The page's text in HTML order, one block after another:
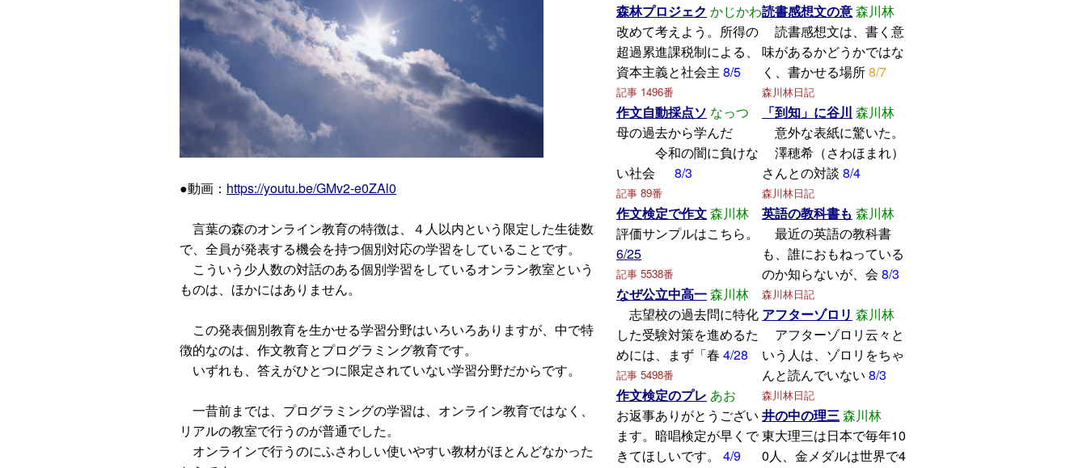
●動画： https://youtu.be/GMv2-e0ZAl0
言葉の森のオンライン教育の特徴は、４人以内という限定した生徒数
で、全員が発表する機会を持つ個別対応の学習をしていることです。
こういう少人数の対話のある個別学習をしているオンラン教室という
ものは、ほかにはありません。
この発表個別教育を生かせる学習分野はいろいろありますが、中で特
徴的なのは、作文教育とプログラミング教育です。
いずれも、答えがひとつに限定されていない学習分野だからです。
一昔前までは、プログラミングの学習は、オンライン教育ではなく、
リアルの教室で行うのが普通でした。
オンラインで行うのにふさわしい使いやすい教材がほとんどなかった
森林プロジェク かじかわ
改めて考えよう。所得の
超過累進課税制による、
資本主義と社会主 8/5
記事 1496番
作文自動採点ソ なっつ
母の過去から学んだ
令和の闇に負けな
い社会
8/3
記事 89番
作文検定で作文森川林
評価サンプルはこちら。
6/25
記事 5538番
なぜ公立中高一森川林
志望校の過去問に特化
した受験対策を進めるた
めには、まず「春 4/28
記事 5498番
作文検定のプレ あお
お返事ありがとうござい
ます。暗唱検定が早くで
きてほしいです。
4/9
読書感想文の意森川林
読書感想文は、書く意
味があるかどうかではな
く、書かせる場所8/7
森川林日記
「到知」に谷川 森川林
意外な表紙に驚いた。
澤穂希（さわほまれ）
さんとの対談 8/4
森川林日記
英語の教科書も 森川林
最近の英語の教科書
も、誰におもねっている
のか知らないが、会 8/3
森川林日記
アフターゾロリ 森川林
アフターゾロリ云々と
いう人は、ゾロリをちゃ
んと読んでいない 8/3
森川林日記
井の中の理三森川林
東大理三は日本で毎年10
0人、金メダルは世界で4